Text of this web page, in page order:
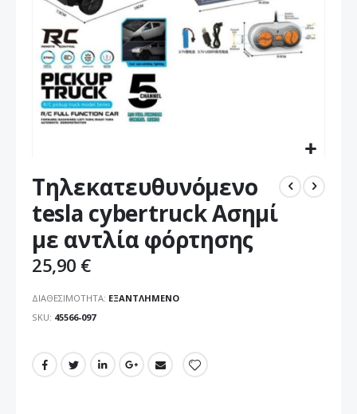
στην
αρχή
της
εικόνων
Τηλεκατευθυνόμενο
tesla cybertruck Ασημί
με αντλία φόρτησης
25,90 €
ΔΙΑΘΕΣΙΜΌΤΗΤΑ: ΕΞΑΝΤΛΗΜΈΝΟ
SKU 45566-097